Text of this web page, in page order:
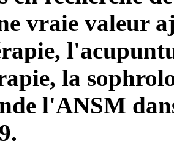
vraie valeur
la
l'ANSM